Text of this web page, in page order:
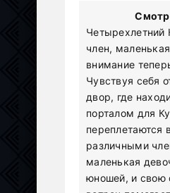
Четырехлетний
член,
внимание
Чувствуя себя
двор, где
порталом для
переплетаются
различными
маленькая
юношей, и свою